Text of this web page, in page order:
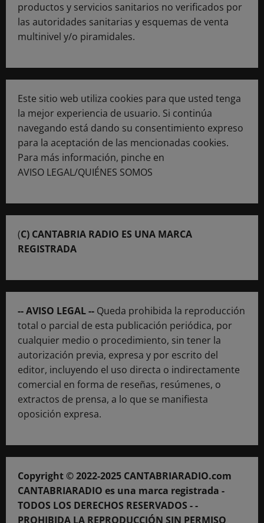
productos y servicios sanitarios no verificados por
las autoridades sanitarias y esquemas de venta
multinivel y/o piramidales.
Este sitio web utiliza cookies para que usted tenga
la mejor experiencia de usuario. Si continúa
navegando está dando su consentimiento expreso
para la aceptación de las mencionadas cookies.
Para más información, pinche en
AVISO LEGAL/QUIÉNES SOMOS
(C) CANTABRIA RADIO ES UNA MARCA
REGISTRADA
-- AVISO LEGAL -- Queda prohibida la reproducción
total o parcial de esta publicación periódica, por
cualquier medio o procedimiento, sin tener la
autorización previa, expresa y por escrito del
editor, incluyendo el uso directa o indirectamente
comercial en forma de reseñas, resúmenes, o
extractos de prensa, a lo que se manifiesta
oposición expresa.
Copyright © 2022-2025 CANTABRIARADIO.com
CANTABRIARADIO es una marca registrada -
TODOS LOS DERECHOS RESERVADOS - -
PROHIBIDA LA REPRODUCCIÓN SIN PERMISO